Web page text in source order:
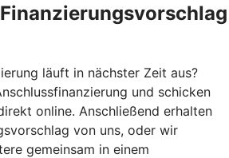
läuft in nächster Zeit aus?
und schicken
online. Anschließend erhalten
von uns, oder wir
gemeinsam in einem